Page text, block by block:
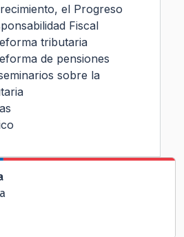
el Progreso
Fiscal
tributaria
de pensiones
sobre la